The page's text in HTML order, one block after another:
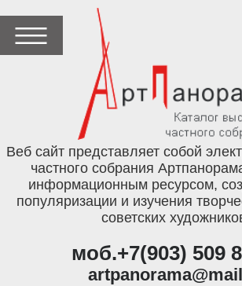
Веб сайт представляет собой
частного собрания
информационным ресурсом,
популяризации и изучения
советских
моб.+7(903) 509